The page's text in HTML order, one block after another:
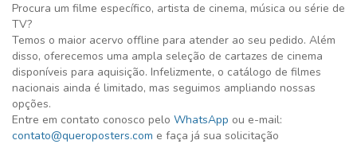
Procura um filme específico, artista de cinema, música ou série de
TV?
Temos o maior acervo offline para atender ao seu pedido. Além
disso, oferecemos uma ampla seleção de cartazes de cinema
disponíveis para aquisição. Infelizmente, o catálogo de filmes
nacionais ainda é limitado, mas seguimos ampliando nossas
opções.
Entre em contato conosco pelo WhatsApp ou e-mail:
contato@queroposters.com e faça já sua solicitação